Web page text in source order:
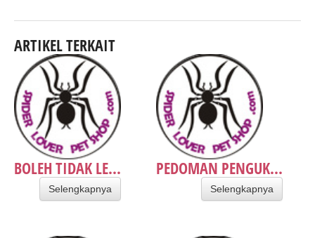
ARTIKEL TERKAIT
BOLEH TIDAK LE...
Selengkapnya
PEDOMAN PENGUK...
Selengkapnya